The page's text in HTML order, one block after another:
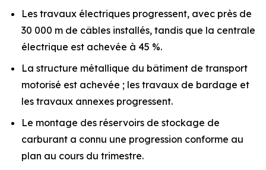
Les travaux électriques progressent, avec près de
30 000 m de câbles installés, tandis que la centrale
électrique est achevée à 45 %.
La structure métallique du bâtiment de transport
motorisé est achevée ; les travaux de bardage et
les travaux annexes progressent.
Le montage des réservoirs de stockage de
carburant a connu une progression conforme au
plan au cours du trimestre.